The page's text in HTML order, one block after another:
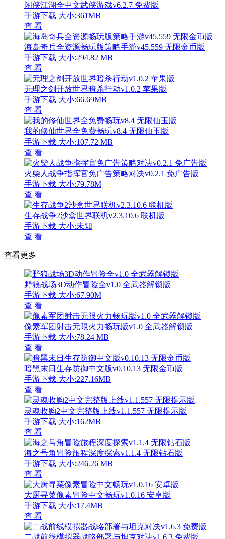
闲侠江湖全中文武侠游戏v6.2.7 免费版
手游下载 大小:361MB
查 看
海岛奇兵全资源畅玩版策略手游v45.559 无限金币版
手游下载 大小:294.82 MB
查 看
无理之剑开放世界暗杀行动v1.0.2 苹果版
手游下载 大小:66.69MB
查 看
我的修仙世界全免费畅玩v8.4 无限仙玉版
手游下载 大小:107.72 MB
查 看
火柴人战争指挥官免广告策略对决v0.2.1 免广告版
手游下载 大小:79.78M
查 看
生存战争2沙盒世界联机v2.3.10.6 联机版
手游下载 大小:未知
查 看
查看更多
野狼战场3D动作冒险全v1.0 全武器解锁版
手游下载 大小:67.90M
查 看
像素军团射击无限火力畅玩版v1.0 全武器解锁版
手游下载 大小:78.24 MB
查 看
暗黑末日生存防御中文版v0.10.13 无限金币版
手游下载 大小:227.16MB
查 看
灵魂收购2中文完整版上线v1.1.557 无限提示版
手游下载 大小:162MB
查 看
海之号角冒险旅程深度探索v1.1.4 无限钻石版
手游下载 大小:246.26 MB
查 看
大厨寻菜像素冒险中文畅玩v1.0.16 安卓版
手游下载 大小:17.4MB
查 看